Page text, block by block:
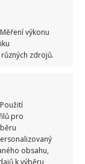
výkonu
zdrojů.
pro
obsahu,
k výběru